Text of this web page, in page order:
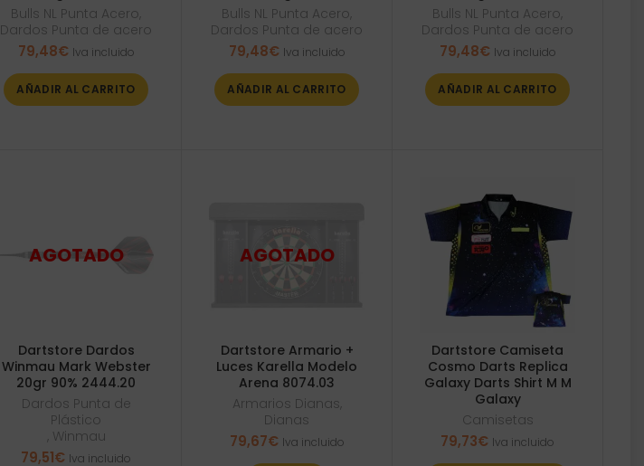
Bulls NL Punta Acero,
Dardos Punta de acero
79,48€ Iva incluido
AÑADIR AL CARRITO
Bulls NL Punta Acero,
Dardos Punta de acero
79,48€ Iva incluido
AÑADIR AL CARRITO
Bulls NL Punta Acero,
Dardos Punta de acero
79,48€ Iva incluido
AÑADIR AL CARRITO
Dartstore Dardos
Winmau Mark Webster
20gr 90% 2444.20
Dardos Punta de
Plástico
, Winmau
79,51€ Iva incluido
Dartstore Armario +
Luces Karella Modelo
Arena 8074.03
Armarios Dianas,
Dianas
79,67€ Iva incluido
Dartstore Camiseta
Cosmo Darts Replica
Galaxy Darts Shirt M M
Galaxy
Camisetas
79,73€ Iva incluido